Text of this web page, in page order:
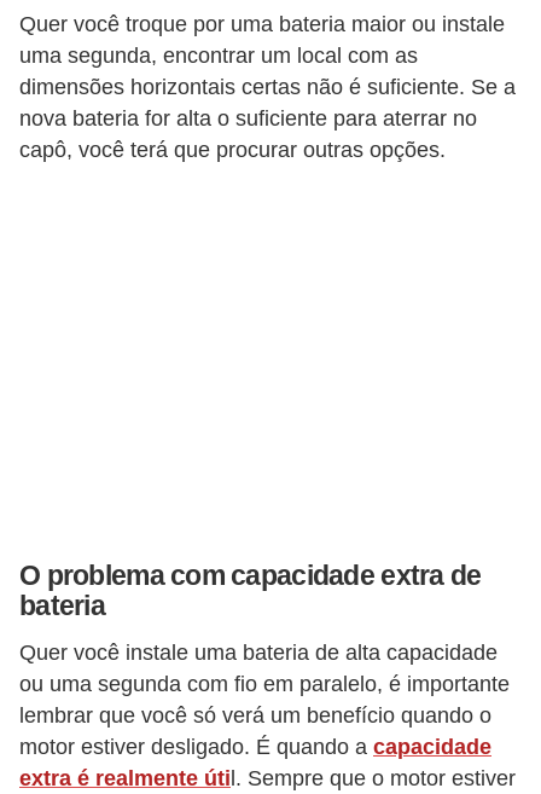
Quer você troque por uma bateria maior ou instale
uma segunda, encontrar um local com as
dimensões horizontais certas não é suficiente. Se a
nova bateria for alta o suficiente para aterrar no
capô, você terá que procurar outras opções.
O problema com capacidade extra de
bateria
Quer você instale uma bateria de alta capacidade
ou uma segunda com fio em paralelo, é importante
lembrar que você só verá um benefício quando o
motor estiver desligado. É quando a capacidade
extra é realmente útil. Sempre que o motor estiver
h
í
b
r
i